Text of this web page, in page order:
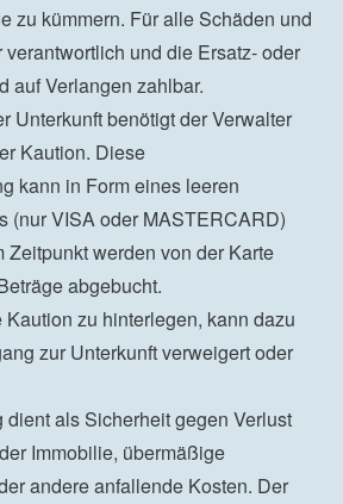
zu kümmern. Für alle Schäden und
verantwortlich und die Ersatz- oder
auf Verlangen zahlbar.
Unterkunft benötigt der Verwalter
Kaution. Diese
kann in Form eines leeren
(nur VISA oder MASTERCARD)
Zeitpunkt werden von der Karte
abgebucht.
zu hinterlegen, kann dazu
zur Unterkunft verweigert oder
als Sicherheit gegen Verlust
Immobilie, übermäßige
andere anfallende Kosten. Der